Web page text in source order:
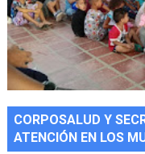
CORPOSALUD Y
ATENCIÓN EN LOS